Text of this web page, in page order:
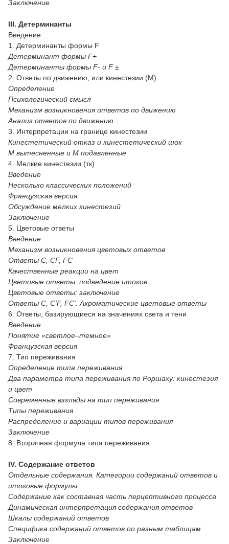
Заключение
III. Детерминанты
Введение
1. Детерминанты формы F
Детерминант формы F+
Детерминанты формы F- и F ±
2. Ответы по движению, или кинестезии (М)
Определение
Психологический смысл
Механизм возникновения ответов по движению
Анализ ответов по движению
3. Интерпретации на границе кинестезии
Кинестетический отказ и кинестетический шок
М вытесненные и М подавленные
4. Мелкие кинестезии (тк)
Введение
Несколько классических положений
Французская версия
Обсуждение мелких кинестезий
Заключение
5. Цветовые ответы
Введение
Механизм возникновения цветовых ответов
Ответы С, CF, FC
Качественные реакции на цвет
Цветовые ответы: подведение итогов
Цветовые ответы: заключение
Ответы С, C'F, FC'. Ахроматические цветовые ответы
6. Ответы, базирующиеся на значениях света и тени
Введение
Понятие «светлое–темное»
Французская версия
7. Тип переживания
Определение типа переживания
Два параметра типа переживания по Роршаху: кинестезия
и цвет
Современные взгляды на тип переживания
Типы переживания
Распределение и вариации типов переживания
Заключение
8. Вторичная формула типа переживания
IV. Содержание ответов
Отдельные содержания. Категории содержаний ответов и
итоговые формулы
Содержание как составная часть перцептивного процесса
Динамическая интерпретация содержания ответов
Шкалы содержаний ответов
Специфика содержаний ответов по разным таблицам
Заключение